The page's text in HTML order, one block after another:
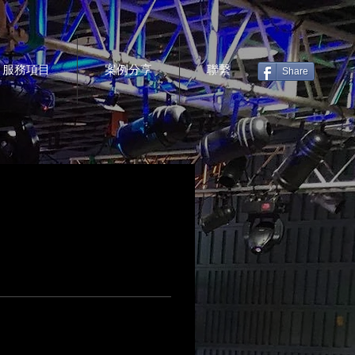
服務項目 案例分享 聯繫 Share